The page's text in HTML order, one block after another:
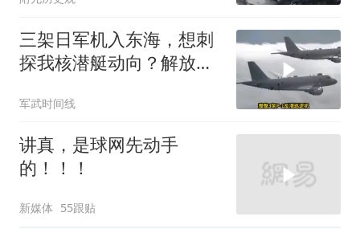
三架日军机入东海，想刺
探我核潜艇动向？解放军
军武时间线
讲真，是球网先动手
的！！！
新媒体 55跟贴